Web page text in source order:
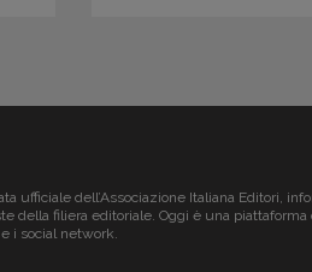
ufficiale dell’Associazione Italiana Editori,
della filiera editoriale. Oggi è una piattaforma
i social network.